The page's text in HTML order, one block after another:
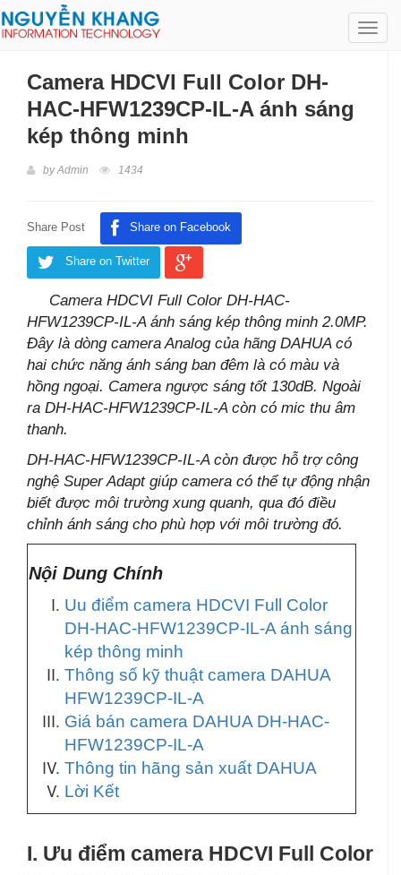
Camera HDCVI Full Color DH-
HAC-HFW1239CP-IL-A ánh sáng
kép thông minh
byAdmin 1434
Share Post Share on Facebook
Share on Twitter
Camera HDCVI Full Color DH-HAC-
HFW1239CP-IL-A ánh sáng kép thông minh 2.0MP.
Đây là dòng camera Analog của hãng DAHUA có
hai chức năng ánh sáng ban đêm là có màu và
hồng ngoại. Camera ngược sáng tốt 130dB. Ngoài
ra DH-HAC-HFW1239CP-IL-A còn có mic thu âm
thanh.
DH-HAC-HFW1239CP-IL-A còn được hỗ trợ công
nghệ Super Adapt giúp camera có thể tự động nhận
biết được môi trường xung quanh, qua đó điều
chỉnh ánh sáng cho phù hợp với môi trường đó.
Nội Dung Chính
Uu điểm camera HDCVI Full Color
DH-HAC-HFW1239CP-IL-A ánh sáng
kép thông minh
Thông số kỹ thuật camera DAHUA
HFW1239CP-IL-A
Giá bán camera DAHUA DH-HAC-
HFW1239CP-IL-A
Thông tin hãng sản xuất DAHUA
Lời Kết
I. Ưu điểm camera HDCVI Full Color